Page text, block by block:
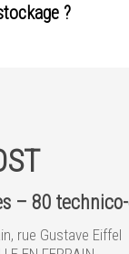
?
– 80
rue Gustave Eiffel